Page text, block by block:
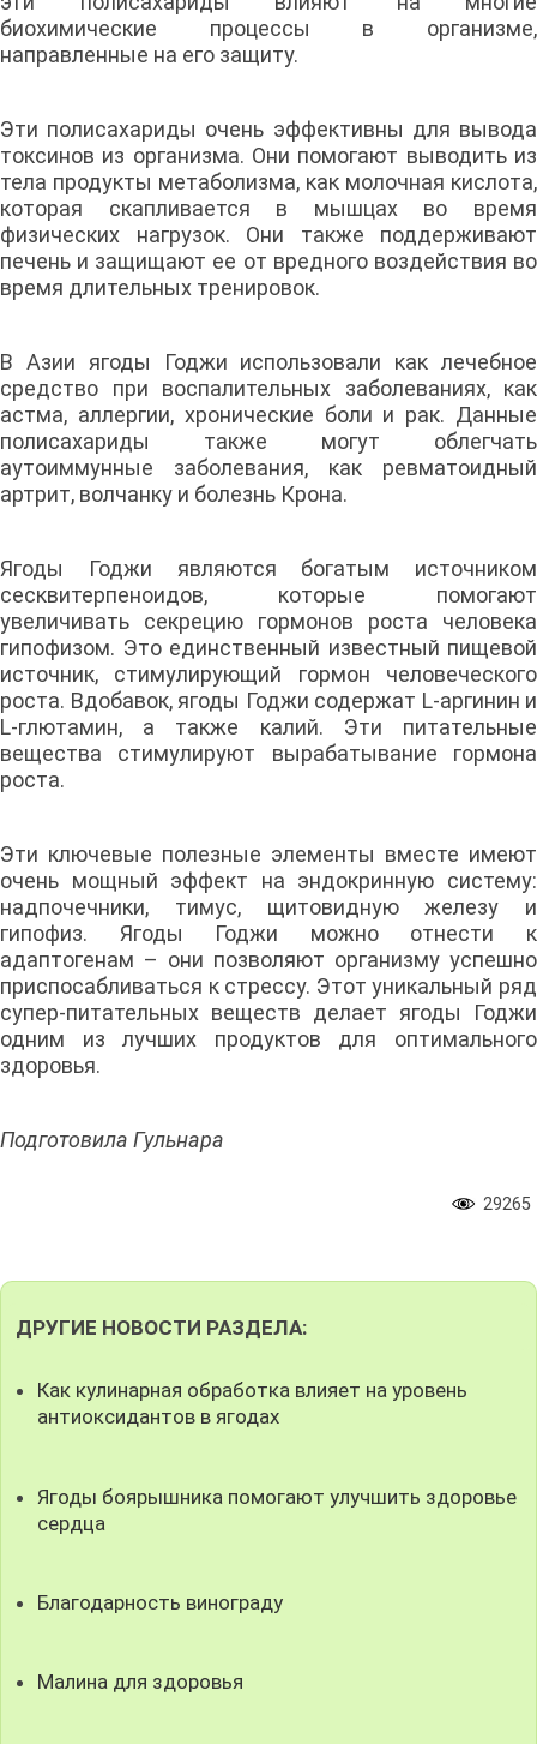
биохимические процессы в организме,
направленные на его защиту.
Эти полисахариды очень эффективны для вывода
токсинов из организма. Они помогают выводить из
тела продукты метаболизма, как молочная кислота,
которая скапливается в мышцах во время
физических нагрузок. Они также поддерживают
печень и защищают ее от вредного воздействия во
время длительных тренировок.
В Азии ягоды Годжи использовали как лечебное
средство при воспалительных заболеваниях, как
астма, аллергии, хронические боли и рак. Данные
полисахариды также могут облегчать
аутоиммунные заболевания, как ревматоидный
артрит, волчанку и болезнь Крона.
Ягоды Годжи являются богатым источником
сесквитерпеноидов, которые помогают
увеличивать секрецию гормонов роста человека
гипофизом. Это единственный известный пищевой
источник, стимулирующий гормон человеческого
роста. Вдобавок, ягоды Годжи содержат L-аргинин и
L-глютамин, а также калий. Эти питательные
вещества стимулируют вырабатывание гормона
роста.
Эти ключевые полезные элементы вместе имеют
очень мощный эффект на эндокринную систему:
надпочечники, тимус, щитовидную железу и
гипофиз. Ягоды Годжи можно отнести к
адаптогенам – они позволяют организму успешно
приспосабливаться к стрессу. Этот уникальный ряд
супер-питательных веществ делает ягоды Годжи
одним из лучших продуктов для оптимального
здоровья.
Подготовила Гульнара
29265
ДРУГИЕ НОВОСТИ РАЗДЕЛА:
Как кулинарная обработка влияет на уровень
антиоксидантов в ягодах
Ягоды боярышника помогают улучшить здоровье
сердца
Благодарность винограду
Малина для здоровья